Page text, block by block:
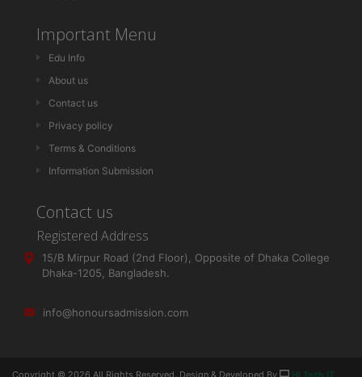
Important Menu
Edu Info
About us
Contact us
Privacy policy
Terms & Conditions
Information Submission
Contact us
Registered Address
15/B Mirpur Road (2nd Floor), Opposite of Dhaka College
Dhaka-1205, Bangladesh.
info@honoursadmission.com
Copyright © 2026 All Rights Reserved. Design & Developed By Hi Tech IT